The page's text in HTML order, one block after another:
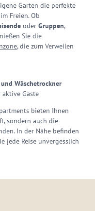
Garten die perfekte
Freien. Ob
oder Gruppen,
Sie die
, die zum Verweilen
Wäschetrockner
aktive Gäste
bieten Ihnen
sondern auch die
In der Nähe befinden
jede Reise unvergesslich